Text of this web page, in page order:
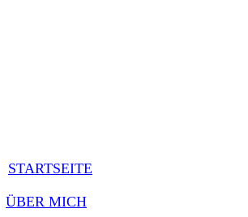
STARTSEITE
ÜBER MICH